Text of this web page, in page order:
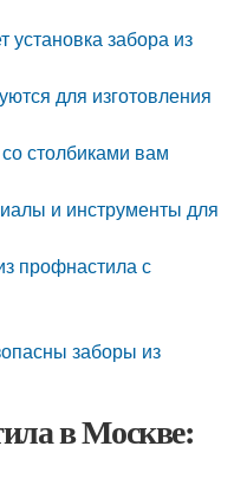
установка забора из
для изготовления
столбиками вам
и инструменты для
профнастила с
заборы из
в Москве: